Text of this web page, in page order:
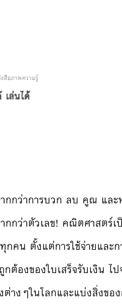
สือภาพความรู้
ล่นได้
กกว่าการบวก ลบ คูณ และ
กว่าตัวเลข! คณิตศาสตร์
กคน ตั้งแต่การใช้จ่ายและ
ต้องของใบเสร็จรับเงิน ไ
างๆในโลกและแบ่งสิ่งขอ